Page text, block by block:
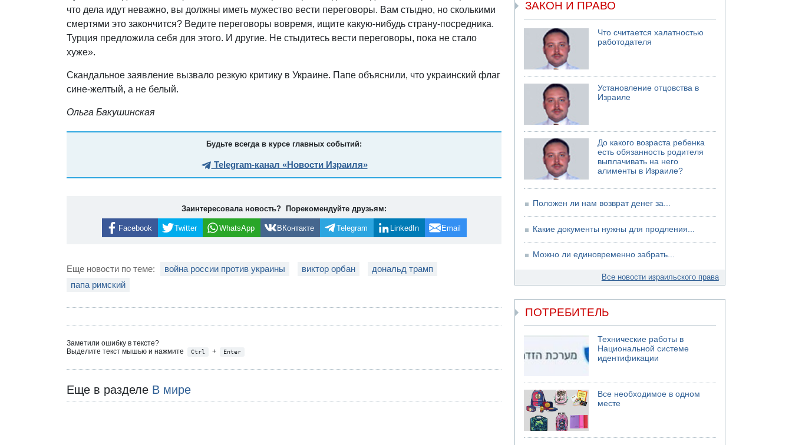
что дела идут неважно, вы должны иметь мужество вести переговоры. Вам стыдно, но сколькими
смертями это закончится? Ведите переговоры вовремя, ищите какую-нибудь страну-посредника.
Турция предложила себя для этого. И другие. Не стыдитесь вести переговоры, пока не стало
хуже».
Скандальное заявление вызвало резкую критику в Украине. Папе объяснили, что украинский флаг
сине-желтый, а не белый.
Ольга Бакушинская
Будьте всегда в курсе главных событий:
Telegram-канал «Новости Израиля»
Заинтересовала новость? Порекомендуйте друзьям:
Facebook Twitter WhatsApp ВКонтакте Telegram LinkedIn Email
Еще новости по теме: война россии против украины виктор орбан
дональд трамп
папа римский
Заметили ошибку в тексте?
Выделите текст мышью и нажмите
Ctrl + Enter
Еще в разделе В мире
04.08.2026 10:13
Троих подростков унесло течением на
Кинерете
ЗАКОН И ПРАВО
Что считается халатностью
работодателя
Установление отцовства в
Израиле
До какого возраста ребенка
есть обязанность родителя
выплачивать на него
алименты в Израиле?
Положен ли нам возврат денег за...
Какие документы нужны для продления...
Можно ли единовременно забрать...
Все новости израильского права
ПОТРЕБИТЕЛЬ
Технические работы в
Национальной системе
идентификации
Все необходимое в одном
месте